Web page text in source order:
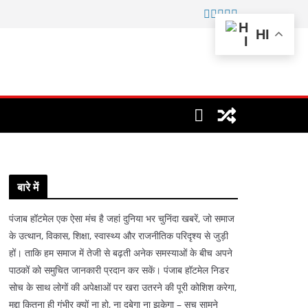
बारे में
पंजाब हॉटमेल एक ऐसा मंच है जहां दुनिया भर चुनिंदा खबरें, जो समाज
के उत्थान, विकास, शिक्षा, स्वास्थ्य और राजनीतिक परिदृश्य से जुड़ी
हों। ताकि हम समाज में तेजी से बढ़ती अनेक समस्याओं के बीच अपने
पाठकों को समुचित जानकारी प्रदान कर सकें। पंजाब हॉटमेल निडर
सोच के साथ लोगों की अपेक्षाओं पर खरा उतरने की पूरी कोशिश करेगा,
मुद्दा कितना ही गंभीर क्यों ना हो, ना दबेगा ना झुकेगा – सच सामने
HI